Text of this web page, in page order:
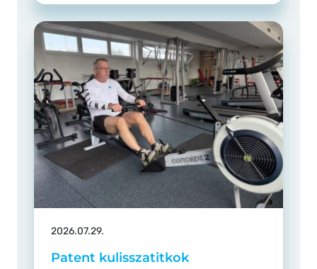
2026.07.29.
Patent kulisszatitkok